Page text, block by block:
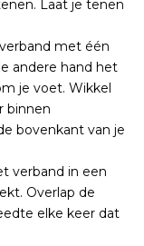
Laat je tenen
met één
andere hand het
je voet. Wikkel
binnen
bovenkant van je
verband in een
Overlap de
elke keer dat